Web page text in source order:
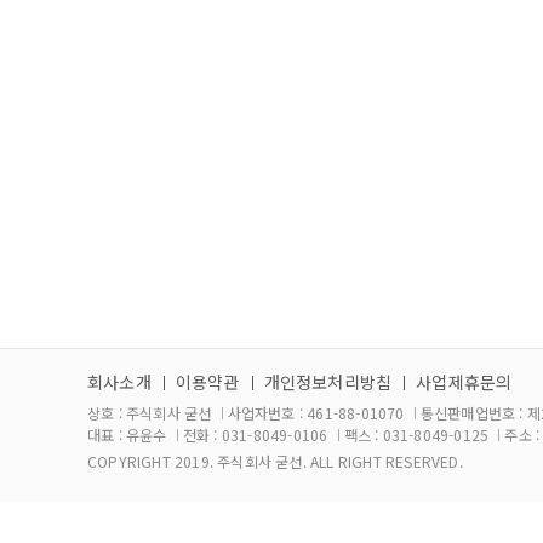
회사소개 이용약관 개인정보처리방침 사업제휴문의
상호 :주식회사 굳선 사업자번호 : 461-88-01070 통신판매업번호 :
대표 :유윤수 전화 : 031-8049-0106 팩스 : 031-8049-0125
주소 :
COPYRIGHT 2019.주식회사 굳선. ALL RIGHT RESERVED.